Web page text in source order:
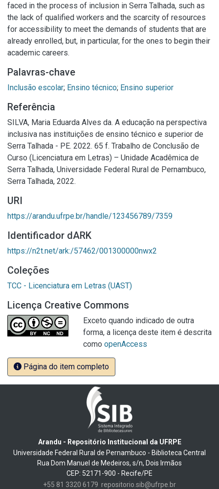
faced in the process of inclusion in Serra Talhada, such as
the lack of qualified workers and the scarcity of resources
for accessibility to meet the demands of students that are
already enrolled, but, in particular, for the ones to begin their
academic careers.
Palavras-chave
Inclusão escolar; Ensino técnico; Ensino superior
Referência
SILVA, Maria Eduarda Alves da. A educação na perspectiva
inclusiva nas instituições de ensino técnico e superior de
Serra Talhada - PE. 2022. 65 f. Trabalho de Conclusão de
Curso (Licenciatura em Letras) – Unidade Acadêmica de
Serra Talhada, Universidade Federal Rural de Pernambuco,
Serra Talhada, 2022.
URI
https://arandu.ufrpe.br/handle/123456789/7359
Identificador dARK
https://n2t.net/ark:/57462/001300000nwx2
Coleções
TCC - Licenciatura em Letras (UAST)
Licença Creative Commons
Exceto quando indicado de outra
forma, a licença deste item é descrita
como openAccess
Página do item completo
Arandu - Repositório Institucional da UFRPE
Universidade Federal Rural de Pernambuco - Biblioteca Central
Rua Dom Manuel de Medeiros, s/n, Dois Irmãos
CEP: 52171-900 - Recife/PE
+55 81 3320 6179 repositorio.sib@ufrpe.br